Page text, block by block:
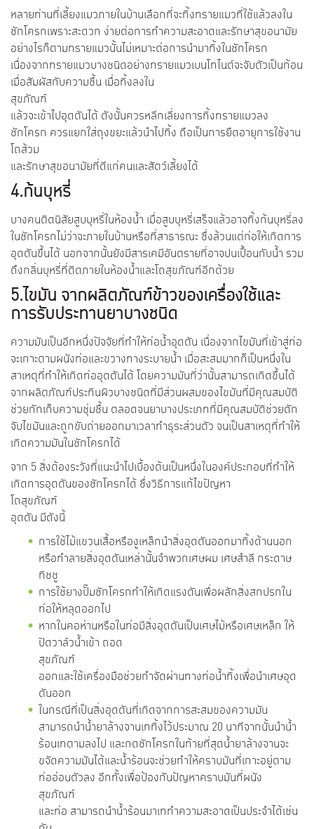
หลายท่านที่เลี้ยงแมวภายในบ้านเลือกที่จะทิ้งทรายแมวที่ใช้แล้วลงใน
ชักโครกเพราะสะดวก ง่ายต่อการทำความสะอาดและรักษาสุขอนามัย
อย่างไรก็ตามทรายแมวนั้นไม่เหมาะต่อการนำมาทิ้งในชักโครก
เนื่องจากทรายแมวบางชนิดอย่างทรายแมวเบนโทไนต์จะจับตัวเป็นก้อน
เมื่อสัมผัสกับความชื้น เมื่อทิ้งลงใน
สุขภัณฑ์
แล้วจะเข้าไปอุดตันได้ ดังนั้นควรหลีกเลี่ยงการทิ้งทรายแมวลง
ชักโครก ควรแยกใส่ถุงขยะแล้วนำไปทิ้ง ถือเป็นการยืดอายุการใช้งาน
โถส้วม
และรักษาสุขอนามัยที่ดีแก่คนและสัตว์เลี้ยงได้
4.ก้นบุหรี่
บางคนติดนิสัยสูบบุหรี่ในห้องน้ำ เมื่อสูบบุหรี่เสร็จแล้วอาจทิ้งก้นบุหรี่ลง
ในชักโครกไม่ว่าจะภายในบ้านหรือที่สาธารณะ ซึ่งล้วนแต่ก่อให้เกิดการ
อุดตันขึ้นได้ นอกจากนั้นยังมีสารเคมีอันตรายที่อาจปนเปื้อนกับน้ำ รวม
ถึงกลิ่นบุหรี่ที่ติดภายในห้องน้ำและโถสุขภัณฑ์อีกด้วย
5.ไขมัน จากผลิตภัณฑ์ข้าวของเครื่องใช้และ
การรับประทานยาบางชนิด
ความมันเป็นอีกหนึ่งปัจจัยที่ทำให้ท่อน้ำอุดตัน เนื่องจากไขมันที่เข้าสู่ท่อ
จะเกาะตามผนังท่อและขวางทางระบายน้ำ เมื่อสะสมมากก็เป็นหนึ่งใน
สาเหตุที่ทำให้เกิดท่ออุดตันได้ โดยความมันที่ว่านั้นสามารถเกิดขึ้นได้
จากผลิตภัณฑ์ประทินผิวบางชนิดที่มีส่วนผสมของไขมันที่มีคุณสมบัติ
ช่วยกักเก็บความชุ่มชื้น ตลอดจนยาบางประเภทที่มีคุณสมบัติช่วยดัก
จับไขมันและถูกขับถ่ายออกมาเวลาทำธุระส่วนตัว จนเป็นสาเหตุที่ทำให้
เกิดความมันในชักโครกได้
จาก 5 สิ่งต้องระวังที่แนะนำไปเบื้องต้นเป็นหนึ่งในองค์ประกอบที่ทำให้
เกิดการอุดตันของชักโครกได้ ซึ่งวิธีการแก้ไขปัญหา
โถสุขภัณฑ์
อุดตัน มีดังนี้
การใช้ไม้แขวนเสื้อหรืองูเหล็กนำสิ่งอุดตันออกมาทิ้งด้านนอก
หรือทำลายสิ่งอุดตันเหล่านั้นจำพวกเศษผม เศษสำลี กระดาษ
ทิชชู
การใช้ยางปั๊มชักโครกทำให้เกิดแรงดันเพื่อผลักสิ่งสกปรกใน
ท่อให้หลุดออกไป
หากในคอห่านหรือในท่อมีสิ่งอุดตันเป็นเศษไม้หรือเศษเหล็ก ให้
ปิดวาล์วน้ำเข้า ถอด
สุขภัณฑ์
ออกและใช้เครื่องมือช่วยกำจัดผ่านทางท่อน้ำทิ้งเพื่อนำเศษอุด
ตันออก
ในกรณีที่เป็นสิ่งอุดตันที่เกิดจากการสะสมของความมัน
สามารถนำน้ำยาล้างจานเททิ้งไว้ประมาณ 20 นาทีจากนั้นนำน้ำ
ร้อนเทตามลงไป และกดชักโครกในท้ายที่สุดน้ำยาล้างจานจะ
ขจัดความมันได้และน้ำร้อนจะช่วยทำให้คราบมันที่เกาะอยู่ตาม
ท่ออ่อนตัวลง อีกทั้งเพื่อป้องกันปัญหาคราบมันที่ผนัง
สุขภัณฑ์
และท่อ สามารถนำน้ำร้อนมาเททำความสะอาดเป็นประจำได้เช่น